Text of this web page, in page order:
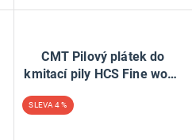
CMT Pilový plátek do
kmitací pily HCS Fine wood
4 %